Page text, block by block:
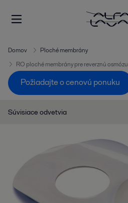
Domov
Ploché membrány
RO ploché membrány pre reverznú osmózu
Požiadajte o cenovú ponuku
Súvisiace odvetvia